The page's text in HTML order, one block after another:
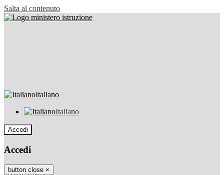
Salta al contenuto
Italiano
Italiano
Accedi
Accedi
button close ×